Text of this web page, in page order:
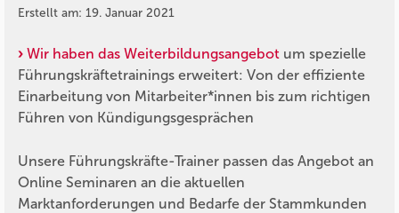
Erstellt am: 19. Januar 2021
Wir haben das Weiterbildungsangebot um spezielle
Führungskräftetrainings erweitert: Von der effiziente
Einarbeitung von Mitarbeiter*innen bis zum richtigen
Führen von Kündigungsgesprächen
Unsere Führungskräfte-Trainer passen das Angebot an
Online Seminaren an die aktuellen
Marktanforderungen und Bedarfe der Stammkunden